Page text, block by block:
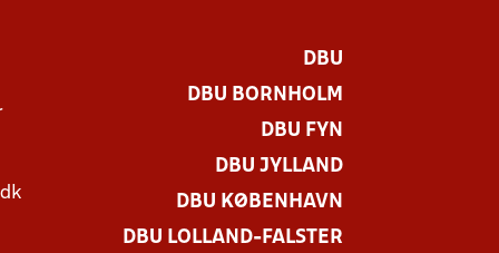
DBU
DBU BORNHOLM
DBU FYN
DBU JYLLAND
DBU KØBENHAVN
DBU LOLLAND-FALSTER